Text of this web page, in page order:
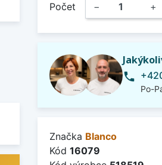
Počet − +
phone
Po-
Značka Blanco
Kód 16079